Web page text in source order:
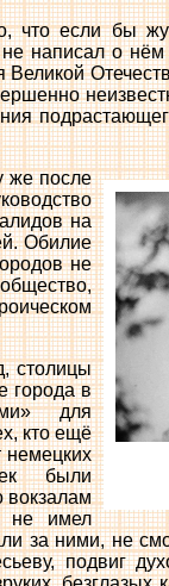
что если бы
написал о нём
же после
на
Обилие
не
столицы
города в
для
кто ещё
немецких
были
не имел
за ними, не
подвиг